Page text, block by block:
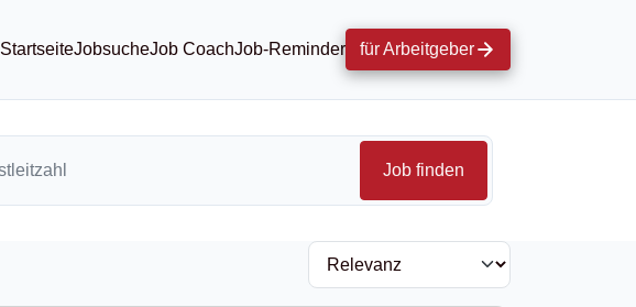
StartseiteJobsucheJob CoachJob-Reminder für Arbeitgeber
Job finden